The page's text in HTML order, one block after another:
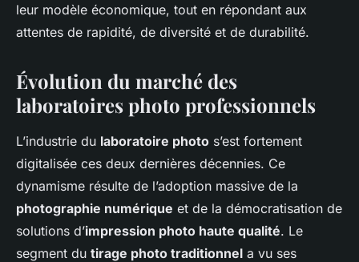
leur modèle économique, tout en répondant aux
attentes de rapidité, de diversité et de durabilité.
Évolution du marché des
laboratoires photo professionnels
L’industrie du laboratoire photo s’est fortement
digitalisée ces deux dernières décennies. Ce
dynamisme résulte de l’adoption massive de la
photographie numérique et de la démocratisation de
solutions d’impression photo haute qualité. Le
segment du tirage photo traditionnel a vu ses